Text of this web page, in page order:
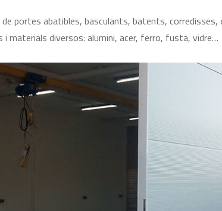
de portes abatibles, basculants, batents,
i materials diversos: alumini, acer, ferro, fusta, vidre…